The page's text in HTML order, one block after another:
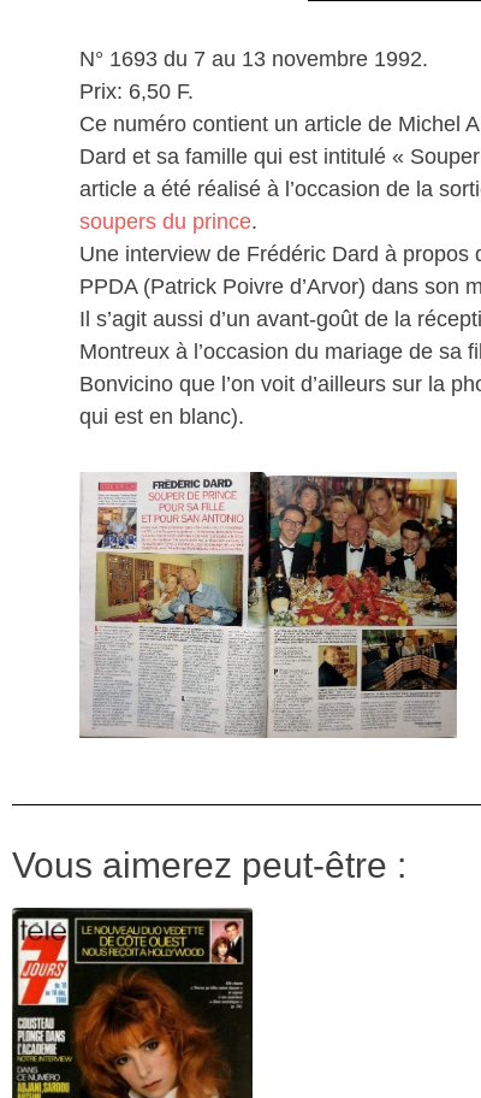
N° 1693 du 7 au 13 novembre 1992.
Prix: 6,50 F.
Ce numéro contient un article de Michel
Dard et sa famille qui est intitulé «
article a été réalisé à l’occasion de la
soupers du prince.
Une interview de Frédéric Dard à propos
PPDA (Patrick Poivre d’Arvor) dans son
Il s’agit aussi d’un avant-goût de la
Montreux à l’occasion du mariage de sa
Bonvicino que l’on voit d’ailleurs sur la
qui est en blanc).
Vous aimerez peut-être :